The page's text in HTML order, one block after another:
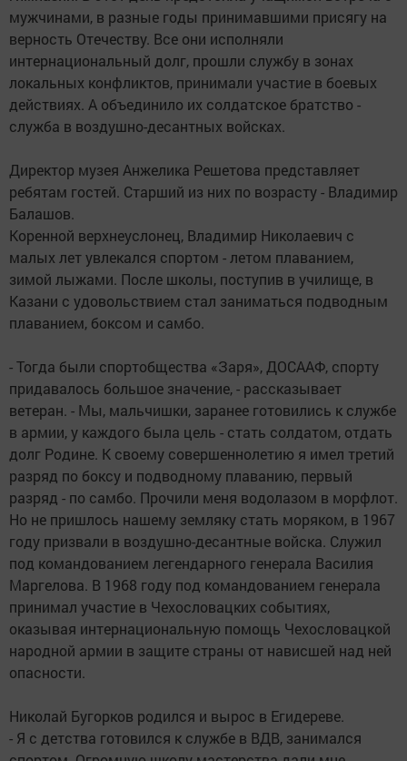
мужчинами, в разные годы принимавшими присягу на
верность Отечеству. Все они исполняли
интернациональный долг, прошли службу в зонах
локальных конфликтов, принимали участие в боевых
действиях. А объединило их солдатское братство -
служба в воздушно-десантных войсках.
Директор музея Анжелика Решетова представляет
ребятам гостей. Старший из них по возрасту - Владимир
Балашов.
Коренной верхнеуслонец, Владимир Николаевич с
малых лет увлекался спортом - летом плаванием,
зимой лыжами. После школы, поступив в училище, в
Казани с удовольствием стал заниматься подводным
плаванием, боксом и самбо.
- Тогда были спортобщества «Заря», ДОСААФ, спорту
придавалось большое значение, - рассказывает
ветеран. - Мы, мальчишки, заранее готовились к службе
в армии, у каждого была цель - стать солдатом, отдать
долг Родине. К своему совершеннолетию я имел третий
разряд по боксу и подводному плаванию, первый
разряд - по самбо. Прочили меня водолазом в морфлот.
Но не пришлось нашему земляку стать моряком, в 1967
году призвали в воздушно-десантные войска. Служил
под командованием легендарного генерала Василия
Маргелова. В 1968 году под командованием генерала
принимал участие в Чехословацких событиях,
оказывая интернациональную помощь Чехословацкой
народной армии в защите страны от нависшей над ней
опасности.
Николай Бугорков родился и вырос в Егидереве.
- Я с детства готовился к службе в ВДВ, занимался